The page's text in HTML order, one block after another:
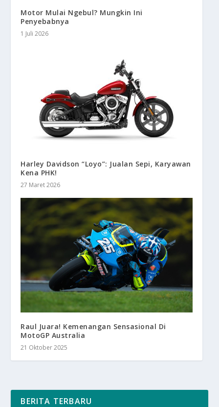
Motor Mulai Ngebul? Mungkin Ini
Penyebabnya
1 Juli 2026
Harley Davidson “Loyo”: Jualan Sepi, Karyawan
Kena PHK!
27 Maret 2026
Raul Juara! Kemenangan Sensasional Di
MotoGP Australia
21 Oktober 2025
BERITA TERBARU